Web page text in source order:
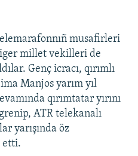
musafirleri
millet vekilleri de
Genç icracı, qırımlı
Manjos yarım yıl
qırımtatar yırını
ATR telekanalı
yarışında öz
etti.